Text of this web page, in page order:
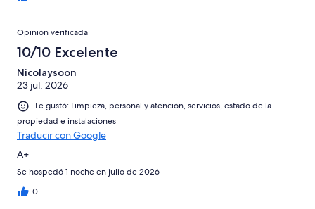
Opinión verificada
10/10 Excelente
Nicolaysoon
23 jul. 2026
Le gustó: Limpieza, personal y atención, servicios, estado de la
propiedad e instalaciones
Traducir con Google
A+
Se hospedó 1 noche en julio de 2026
0